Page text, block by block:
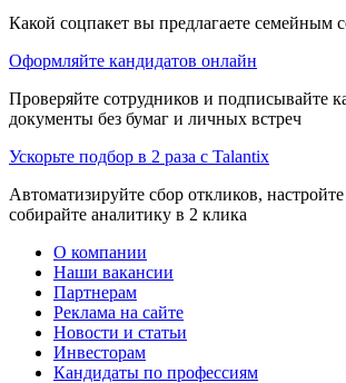
Какой соцпакет вы предлагаете семейным
Оформляйте кандидатов онлайн
Проверяйте сотрудников и подписывайте
документы без бумаг и личных встреч
Ускорьте подбор в 2 раза с Talantix
Автоматизируйте сбор откликов,
собирайте аналитику в 2 клика
О компании
Наши вакансии
Партнерам
Реклама на сайте
Новости и статьи
Инвесторам
Кандидаты по профессиям